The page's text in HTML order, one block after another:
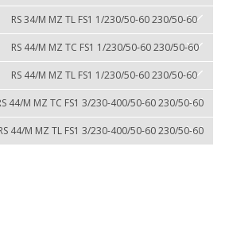
RS 34/M MZ TL FS1 1/230/50-60 230/50-60
RS 44/M MZ TC FS1 1/230/50-60 230/50-60
RS 44/M MZ TL FS1 1/230/50-60 230/50-60
44/M MZ TC FS1 3/230-400/50-60 230/50-60
44/M MZ TL FS1 3/230-400/50-60 230/50-60